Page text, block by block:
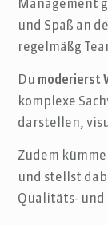
Management
und Spaß an
regelmäßg
Du moderierst
komplexe
darstellen,
Zudem
und stellst
Qualitäts- und